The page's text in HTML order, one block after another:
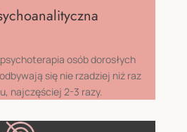
osób dorosłych
się nie rzadziej niż raz
najczęściej 2-3 razy.